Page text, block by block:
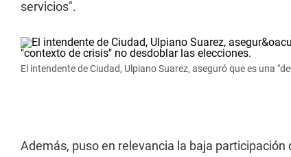
servicios".
El intendente de Ciudad, Ulpiano Suarez, aseguró que es una
Además, puso en relevancia la baja